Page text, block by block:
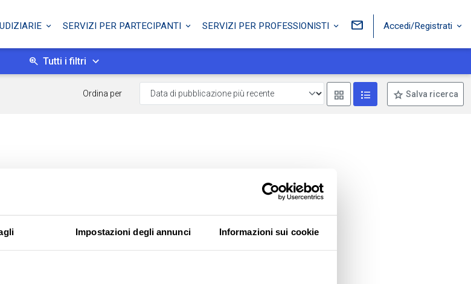
Impostazioni degli annunci Informazioni sui cookie
SERVIZI PER PARTECIPANTI SERVIZI PER PROFESSIONISTI Accedi/Registrati
Tutti i filtri
Ordina per Mostra come box
Mostra come lista
Salva ricerca